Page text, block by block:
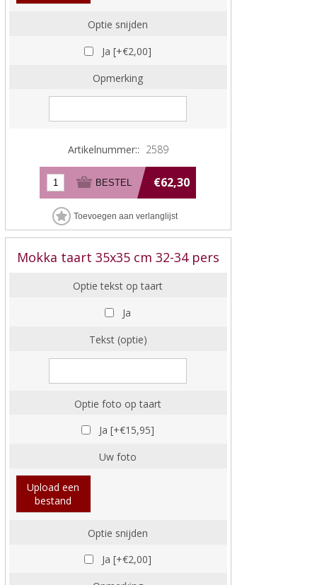
Optie snijden
Ja [+€2,00]
Opmerking
Artikelnummer:: 2589
€62,30
Mokka taart 35x35 cm 32-34 pers
Optie tekst op taart
Ja
Tekst (optie)
Optie foto op taart
Ja [+€15,95]
Uw foto
Upload een
bestand
Optie snijden
Ja [+€2,00]